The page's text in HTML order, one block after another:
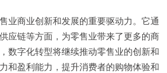
业商业创新和发展的重要驱动力。它通
应链等方面，为零售业带来了更多的商
数字化转型将继续推动零售业的创新和
和盈利能力，提升消费者的购物体验和